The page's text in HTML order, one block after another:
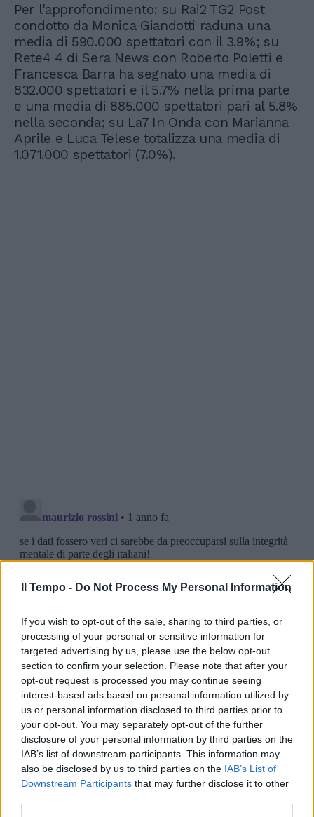
Il Tempo - Do Not Process My Personal Information
If you wish to opt-out of the sale, sharing to third parties, or
processing of your personal or sensitive information for
targeted advertising by us, please use the below opt-out
section to confirm your selection. Please note that after your
opt-out request is processed you may continue seeing
interest-based ads based on personal information utilized by
us or personal information disclosed to third parties prior to
your opt-out. You may separately opt-out of the further
disclosure of your personal information by third parties on the
IAB’s list of downstream participants. This information may
also be disclosed by us to third parties on the IAB’s List of
Downstream Participants that may further disclose it to other
Per l'approfondimento: su Rai2 TG2 Post
condotto da Monica Giandotti raduna una
media di 590.000 spettatori con il 3.9%; su
Rete4 4 di Sera News con Roberto Poletti e
Francesca Barra ha segnato una media di
832.000 spettatori e il 5.7% nella prima parte
e una media di 885.000 spettatori pari al 5.8%
nella seconda; su La7 In Onda con Marianna
Aprile e Luca Telese totalizza una media di
1.071.000 spettatori (7.0%).